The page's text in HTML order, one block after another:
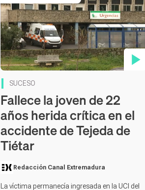
SUCESO
Fallece la joven de 22
años herida crítica en el
accidente de Tejeda de
Tiétar
Redacción Canal Extremadura
La víctima permanecía ingresada en la UCI del